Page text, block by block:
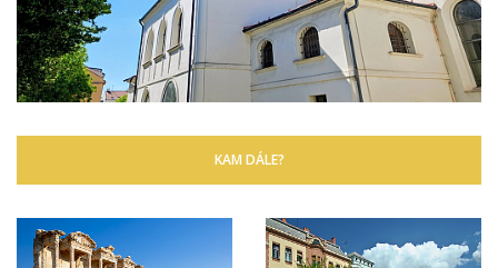
KAM DÁLE?